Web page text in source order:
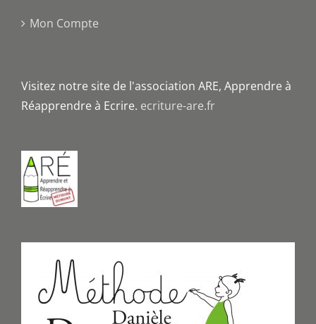
Mon Compte
Visitez notre site de l'association ARE, Apprendre à
Réapprendre à Ecrire. ecriture-are.fr